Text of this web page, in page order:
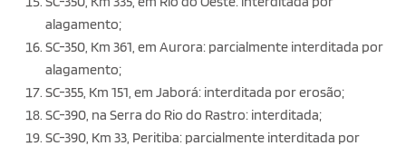
alagamento;
SC-350, Km 361, em Aurora: parcialmente interditada por
alagamento;
SC-355, Km 151, em Jaborá: interditada por erosão;
SC-390, na Serra do Rio do Rastro: interditada;
SC-390, Km 33, Peritiba: parcialmente interditada por